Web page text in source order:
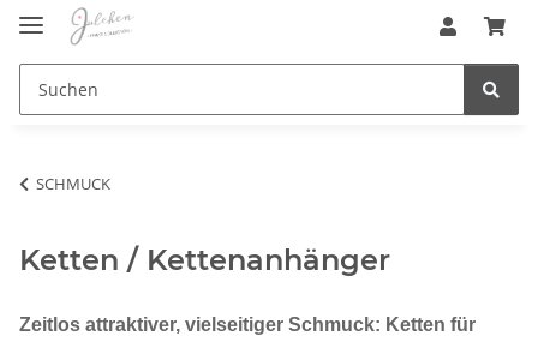
SCHMUCK
Ketten / Kettenanhänger
Zeitlos attraktiver, vielseitiger Schmuck: Ketten für